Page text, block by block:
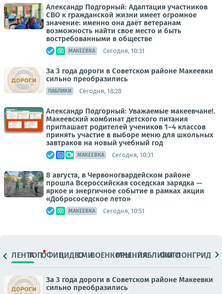
Александр Подгорный: Адаптация участников
СВО к гражданской жизни имеет огромное
значение: именно она даёт ветеранам
возможность найти свое место и быть
востребованными в обществе
МАКЕЕВКА Сегодня, 10:31
За 3 года дороги в Советском районе Макеевки
сильно преобразились
ПАБЛИКИ Сегодня, 18:28
Александр Подгорный: Уважаемые макеевчане!.
Макеевский комбинат детского питания
приглашает родителей учеников 1–4 классов
принять участие в выборе меню для школьных
завтраков на новый учебный год
МАКЕЕВКА Сегодня, 10:31
8 августа, в Червоногвардейском районе
прошла Всероссийская соседская зарядка —
яркое и энергичное событие в рамках акции
«Добрососедское лето»
МАКЕЕВКА Сегодня, 10:51
ЛЕНТАТОПОФИЦ.ВИДЕОСМИВОЕНКОРЫМНЕНИЯПАБЛИКИ
ФОТОЛОНГРИДЫ
За 3 года дороги в Советском районе Макеевки
сильно преобразились